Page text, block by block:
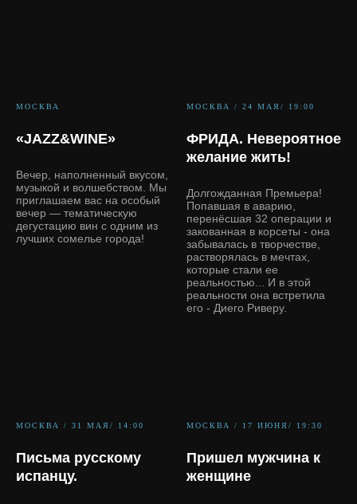
МОСКВА
«JAZZ&WINE»
Вечер, наполненный вкусом,
музыкой и волшебством. Мы
приглашаем вас на особый
вечер — тематическую
дегустацию вин с одним из
лучших сомелье города!
МОСКВА / 24 МАЯ/ 19:00
ФРИДА. Невероятное
желание жить!
Долгожданная Премьера!
Попавшая в аварию,
перенёсшая 32 операции и
закованная в корсеты - она
забывалась в творчестве,
растворялась в мечтах,
которые стали ее
реальностью... И в этой
реальности она встретила
его - Диего Риверу.
МОСКВА / 31 МАЯ/ 14:00
Письма русскому
испанцу.
МОСКВА / 17 ИЮНЯ/ 19:30
Пришел мужчина к
женщине